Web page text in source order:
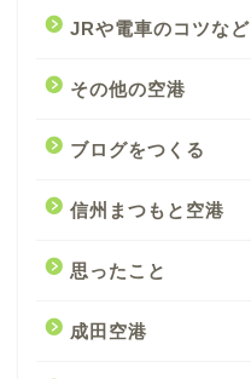
JRや電車のコツなど
その他の空港
ブログをつくる
信州まつもと空港
思ったこと
成田空港